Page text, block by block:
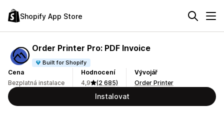
Shopify App Store
Order Printer Pro: PDF Invoice
Built for Shopify
Cena
Bezplatná instalace
Hodnocení
4,9
(2 685)
Vývojář
Order Printer
Instalovat